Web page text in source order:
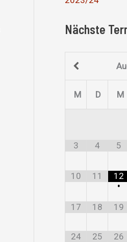
Nächste
M D M
3 4 5
10 11
12
•
17 18 19
24 25 26